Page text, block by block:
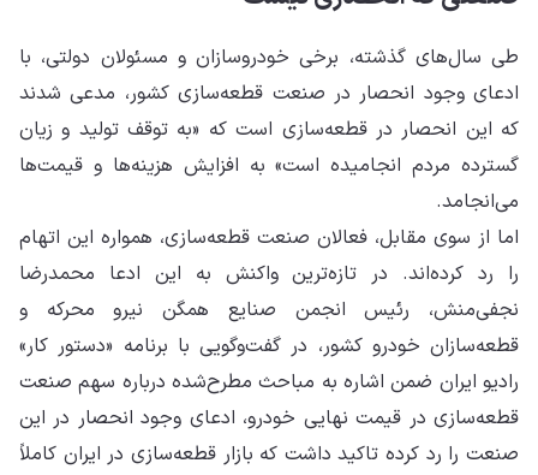
طی سال‌های گذشته، برخی خودروسازان و مسئولان دولتی، با
ادعای وجود انحصار در صنعت قطعه‌سازی کشور، مدعی شدند
که این انحصار در قطعه‌سازی است که «به توقف تولید و زیان
گسترده مردم انجامیده است» به افزایش هزینه‌ها و قیمت‌ها
می‌انجامد.
اما از سوی مقابل، فعالان صنعت قطعه‌سازی، همواره این اتهام
را رد کرده‌اند. در تازه‌ترین واکنش به این ادعا محمدرضا
نجفی‌منش، رئیس انجمن صنایع همگن نیرو محرکه و
قطعه‌سازان خودرو کشور، در گفت‌وگویی با برنامه «دستور کار»
رادیو ایران ضمن اشاره به مباحث مطرح‌شده درباره سهم صنعت
قطعه‌سازی در قیمت نهایی خودرو، ادعای وجود انحصار در این
صنعت را رد کرده تاکید داشت که بازار قطعه‌سازی در ایران کاملاً